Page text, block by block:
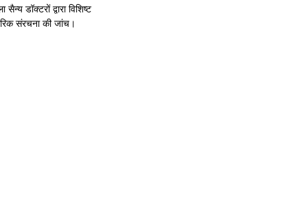
सैन्य डॉक्टरों द्वारा विशिष्ट
संरचना की जांच।